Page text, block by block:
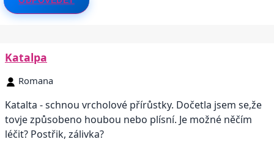
Katalpa
Romana
Katalta - schnou vrcholové přírůstky. Dočetla jsem se,že
tovje způsobeno houbou nebo plísní. Je možné něčím
léčit? Postřik, zálivka?